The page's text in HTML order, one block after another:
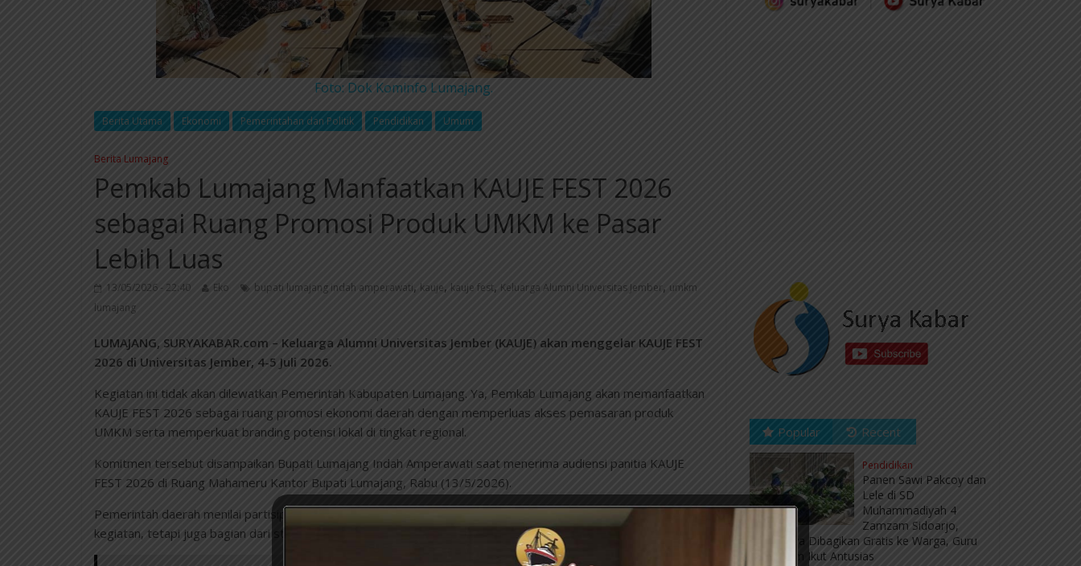
Foto: Dok Kominfo Lumajang.
Berita Utama Ekonomi Pemerintahan dan Politik Pendidikan Umum
Berita Lumajang
Pemkab Lumajang Manfaatkan KAUJE FEST 2026
sebagai Ruang Promosi Produk UMKM ke Pasar
Lebih Luas
13/05/2026 - 22:40 Eko bupati lumajang indah amperawati, kauje, kauje fest, Keluarga Alumni Universitas Jember, umkm
lumajang
LUMAJANG, SURYAKABAR.com – Keluarga Alumni Universitas Jember (KAUJE) akan menggelar KAUJE FEST
2026 di Universitas Jember, 4-5 Juli 2026.
Kegiatan ini tidak akan dilewatkan Pemerintah Kabupaten Lumajang. Ya, Pemkab Lumajang akan memanfaatkan
KAUJE FEST 2026 sebagai ruang promosi ekonomi daerah dengan memperluas akses pemasaran produk
UMKM serta memperkuat branding potensi lokal di tingkat regional.
Komitmen tersebut disampaikan Bupati Lumajang Indah Amperawati saat menerima audiensi panitia KAUJE
FEST 2026 di Ruang Mahameru Kantor Bupati Lumajang, Rabu (13/5/2026).
Pemerintah daerah menilai partisipasi dalam forum lintas daerah seperti ini tidak hanya sebatas dukungan
kegiatan, tetapi juga bagian dari strategi membuka jejaring ekonomi dan promosi kawasan.
Popular Recent
Pendidikan
Panen Sawi Pakcoy dan
Lele di SD
Muhammadiyah 4
Zamzam Sidoarjo,
Hasilnya Dibagikan Gratis ke Warga, Guru
Vietnam Ikut Antusias